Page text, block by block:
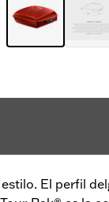
El perfil